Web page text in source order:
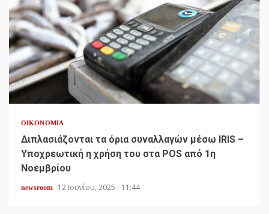
ΟΙΚΟΝΟΜΊΑ
Διπλασιάζονται τα όρια συναλλαγών μέσω IRIS –
Υποχρεωτική η χρήση του στα POS από 1η
Νοεμβρίου
newsroom 12 Ιουνίου, 2025 - 11:44